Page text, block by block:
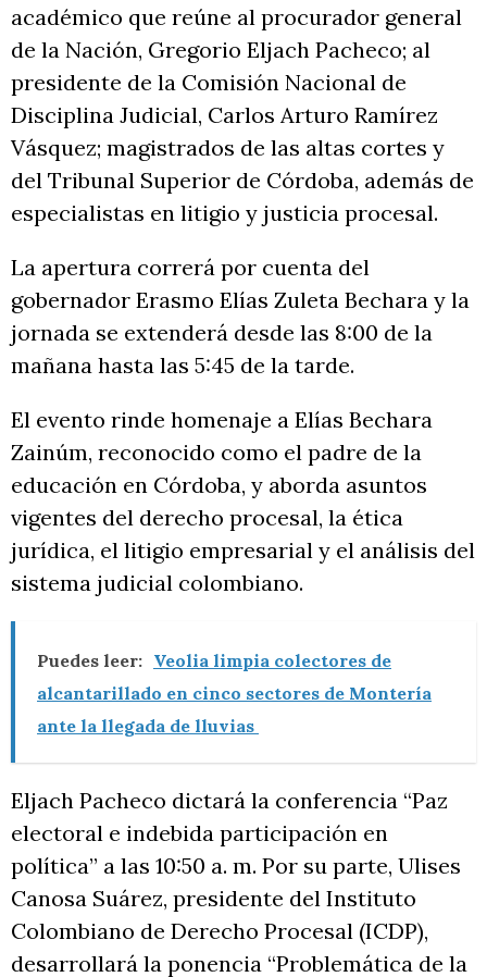
académico que reúne al procurador general
de la Nación, Gregorio Eljach Pacheco; al
presidente de la Comisión Nacional de
Disciplina Judicial, Carlos Arturo Ramírez
Vásquez; magistrados de las altas cortes y
del Tribunal Superior de Córdoba, además de
especialistas en litigio y justicia procesal.
La apertura correrá por cuenta del
gobernador Erasmo Elías Zuleta Bechara y la
jornada se extenderá desde las 8:00 de la
mañana hasta las 5:45 de la tarde.
El evento rinde homenaje a Elías Bechara
Zainúm, reconocido como el padre de la
educación en Córdoba, y aborda asuntos
vigentes del derecho procesal, la ética
jurídica, el litigio empresarial y el análisis del
sistema judicial colombiano.
Puedes leer: Veolia limpia colectores de
alcantarillado en cinco sectores de Montería
ante la llegada de lluvias
Eljach Pacheco dictará la conferencia “Paz
electoral e indebida participación en
política” a las 10:50 a. m. Por su parte, Ulises
Canosa Suárez, presidente del Instituto
Colombiano de Derecho Procesal (ICDP),
desarrollará la ponencia “Problemática de la